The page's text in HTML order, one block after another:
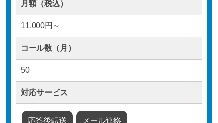
月額（税込）
11,000円～
コール数（月）
50
対応サービス
応答後転送 メール連絡